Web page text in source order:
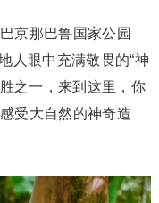
京那巴鲁国家公园
人眼中充满敬畏的“神
之一，来到这里，你
受大自然的神奇造